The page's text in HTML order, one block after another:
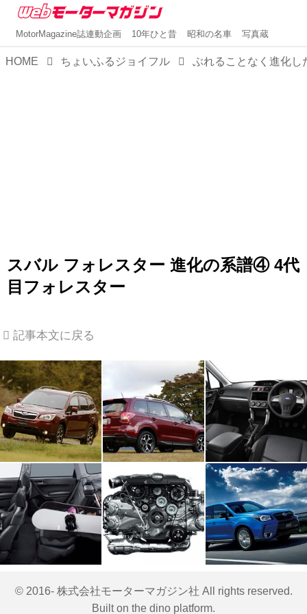
MotorMagazine誌連動企画 10年ひと昔 昭和の名車 写真蔵
HOME ちょいふるジョイフル
スバル フォレスター 進化の系譜④ 4代
目フォレスター
記事本文に戻る
© 2016- 株式会社モーターマガジン社 All rights reserved.
Built on the dino platform.